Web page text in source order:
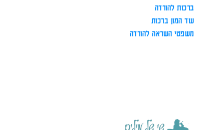
ברכות להורדה
עוד המון ברכות
משפטי השראה להורדה